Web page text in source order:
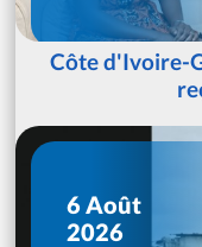
Côte d'Ivoire-
6 Août
2026